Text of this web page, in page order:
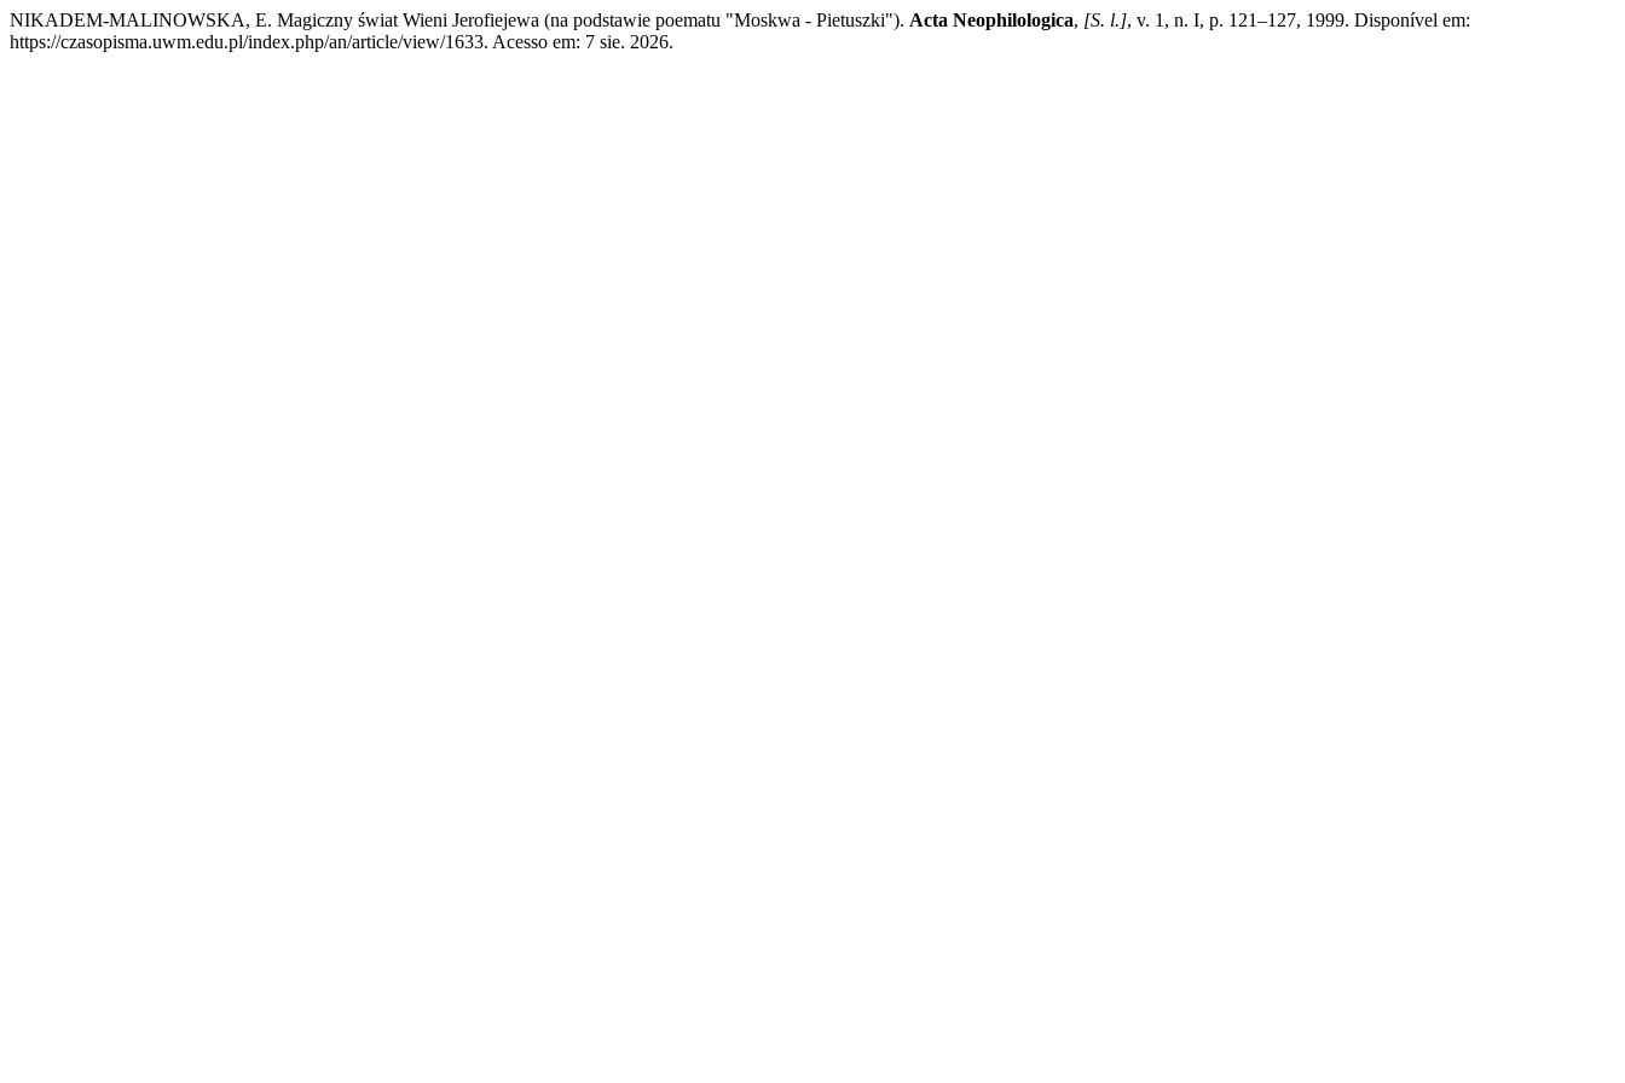
NIKADEM-MALINOWSKA, E. Magiczny świat Wieni Jerofiejewa (na podstawie poematu "Moskwa - Pietuszki"). Acta Neophilologica, [S. l.], v. 1, n. I, p. 121–127, 1999. Disponível em:
https://czasopisma.uwm.edu.pl/index.php/an/article/view/1633. Acesso em: 7 sie. 2026.